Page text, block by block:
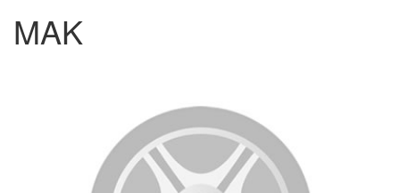
MAK